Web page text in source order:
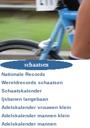
schaatsen
Nationale Records
Wereldrecords schaatsen
Schaatskalender
Ijsbanen langebaan
Adelskalender vrouwen klein
Adelskalender mannen klein
Adelskalender mannen